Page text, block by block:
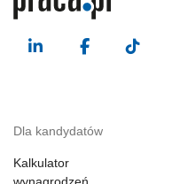
Dla kandydatów
Kalkulator